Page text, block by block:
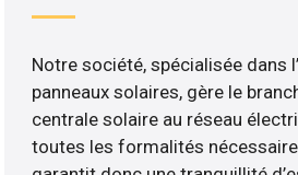
Notre société, spécialisée dans
panneaux solaires, gère le
centrale solaire au réseau
toutes les formalités